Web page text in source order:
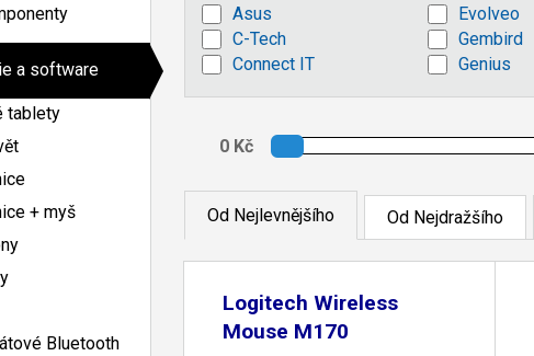
a software
tablety
+ myš
Bluetooth
Asus
Evolveo
C-Tech
Gembird
Connect IT
Genius
Od Nejlevnějšího Od Nejdražšího
Logitech Wireless
Mouse M170